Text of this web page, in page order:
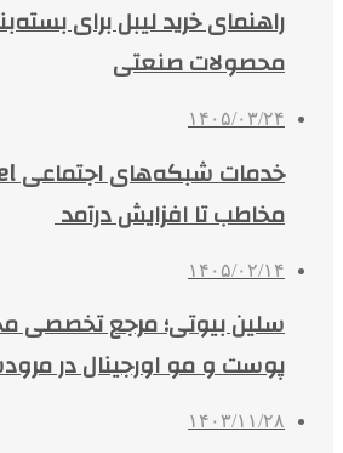
راهنمای خرید لیبل برای
محصولات صنعتی
۱۴۰۵/۰۳/۲۴
مخاطب تا افزایش درآمد
۱۴۰۵/۰۲/۱۴
سلین بیوتی؛ مرجع تخصصی
پوست و مو اورجینال در
۱۴۰۳/۱۱/۲۸